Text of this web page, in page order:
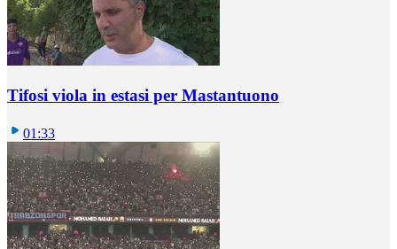
Tifosi viola in estasi per Mastantuono
01:33